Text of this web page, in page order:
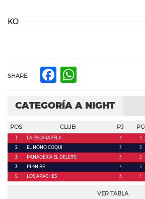
KO
SHARE: Facebook
CATEGORÍA A NIGHT
POS CLUB PJ PG
1 LA ESCARAPELA 3 3
2
EL NONO COQUI 3 3
3
PANADERÍA EL DELEITE 3 2
3
PL4N BE 3 2
5
LOS APACHES 3 1
VER TABLA